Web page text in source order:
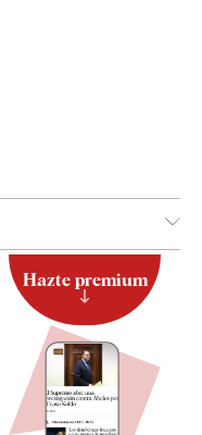
Hazte premium